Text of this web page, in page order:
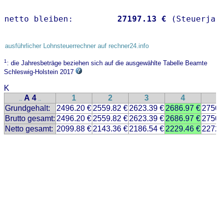
netto bleiben: 27197.13 €
ausführlicher Lohnsteuerrechner auf rechner24.info
1: die Jahresbeträge beziehen sich auf die ausgewählte Tabelle Beamte
Schleswig-Holstein 2017
K
.. A 4 .. 1 2 3 4
Grundgehalt:
2496.20 € 2559.82 € 2623.39 € 2686.97 €
Brutto gesamt: 2496.20 € 2559.82 € 2623.39 € 2686.97 €
Netto gesamt: 2099.88 € 2143.36 € 2186.54 € 2229.46 €